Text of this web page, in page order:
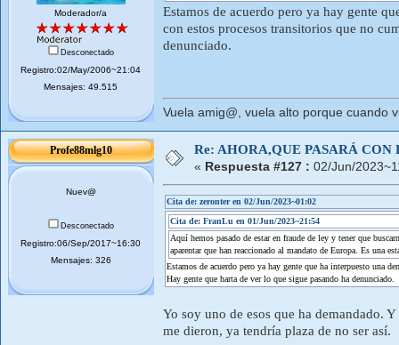
Moderador/a
Desconectado
Registro:02/May/2006~21:04
Mensajes: 49.515
Estamos de acuerdo pero ya hay gente
con estos procesos transitorios que no
denunciado.
Vuela amig@, vuela alto porque cuando
Profe88mlg10
Nuev@
Desconectado
Registro:06/Sep/2017~16:30
Mensajes: 326
Re: AHORA,QUE PASARÁ
« Respuesta #127 : 02/Jun/
Cita de: zeronter en 02/Jun/2023~01:02
Cita de: FranLu en 01/Jun/2023~21:54
Aquí hemos pasado de estar en fraude de ley y tener que
aparentar que han reaccionado al mandato de Europa. Es una
Estamos de acuerdo pero ya hay gente que ha interpuesto una
Hay gente que harta de ver lo que sigue pasando ha denunciado.
Yo soy uno de esos que ha demandado.
me dieron, ya tendría plaza de no ser así.